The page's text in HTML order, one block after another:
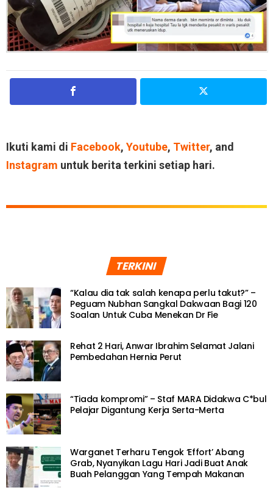
Ikuti kami di Facebook, Youtube, Twitter, and
Instagram untuk berita terkini setiap hari.
TERKINI
“Kalau dia tak salah kenapa perlu takut?” –
Peguam Nubhan Sangkal Dakwaan Bagi 120
Soalan Untuk Cuba Menekan Dr Fie
Rehat 2 Hari, Anwar Ibrahim Selamat Jalani
Pembedahan Hernia Perut
“Tiada kompromi” – Staf MARA Didakwa C*bul
Pelajar Digantung Kerja Serta-Merta
Warganet Terharu Tengok ‘Effort’ Abang
Grab, Nyanyikan Lagu Hari Jadi Buat Anak
Buah Pelanggan Yang Tempah Makanan